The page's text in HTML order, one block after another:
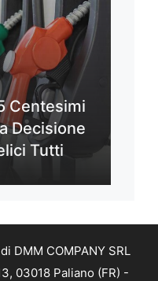
Centesimi
Decisione
Tutti
DMM COMPANY SRL
03018 Paliano (FR) -